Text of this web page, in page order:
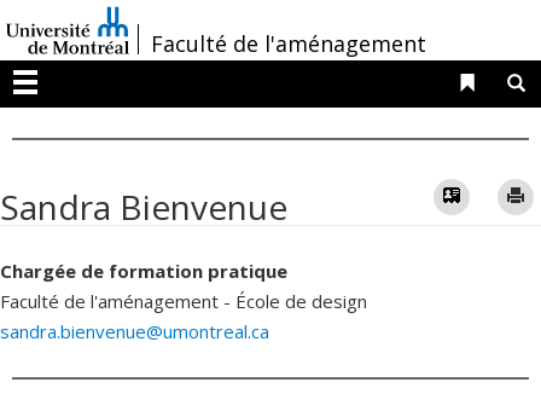
au
contenu
/Faculté de l'aménagement
Menu
Liens
Sandra Bienvenue Vcard
Chargée de formation pratique
Faculté de l'aménagement - École de design
sandra.bienvenue@umontreal.ca